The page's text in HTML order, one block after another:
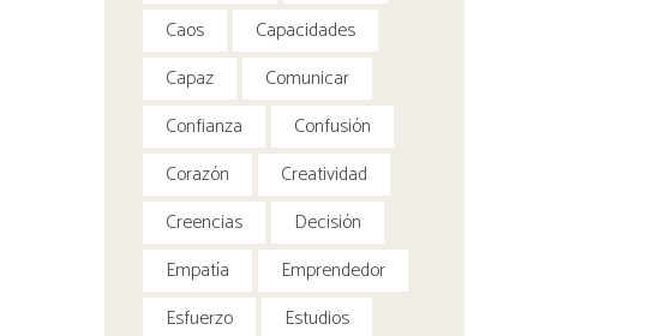
Caos
Capacidades
Capaz
Comunicar
Confianza
Confusión
Corazón
Creatividad
Creencias
Decisión
Empatía
Emprendedor
Esfuerzo
Estudios